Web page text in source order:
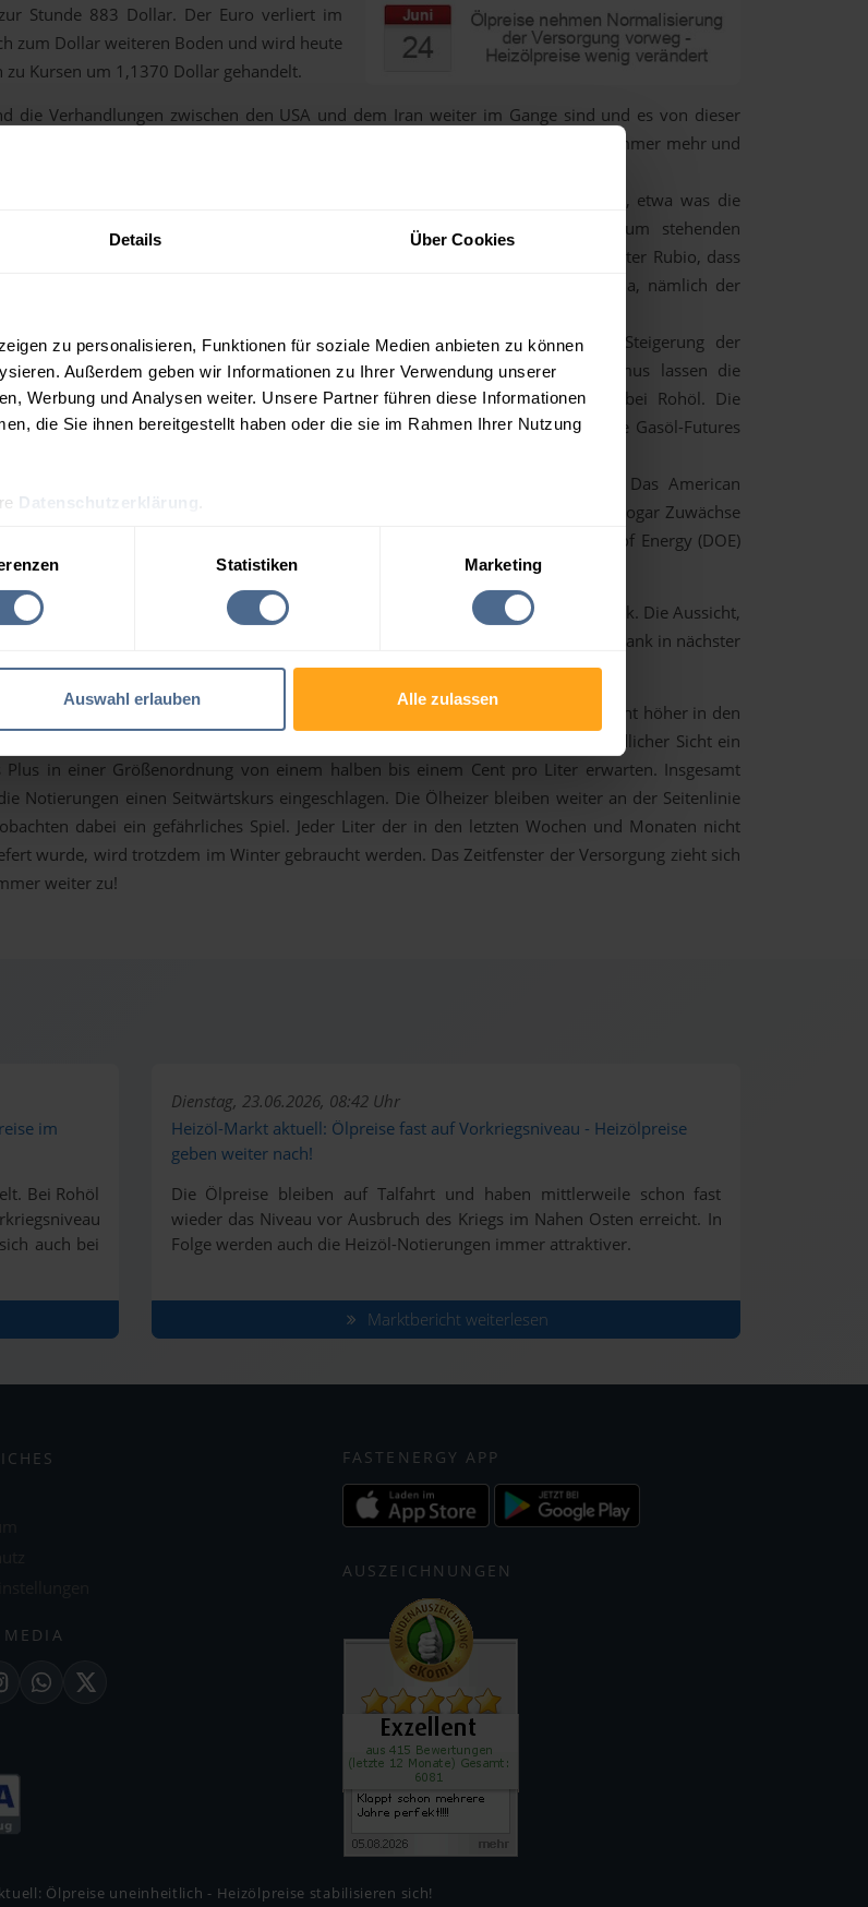
Details Über Cookies
zu personalisieren, Funktionen für soziale Medien anbieten zu können
Außerdem geben wir Informationen zu Ihrer Verwendung unserer
Werbung und Analysen weiter. Unsere Partner führen diese Informationen
die Sie ihnen bereitgestellt haben oder die sie im Rahmen Ihrer Nutzung
Datenschutzerklärung
Statistiken Marketing
Auswahl erlauben Alle zulassen
Stunde 883 Dollar. Der Euro verliert im
zum Dollar weiteren Boden und wird heute
zu Kursen um 1,1370 Dollar gehandelt.
die Verhandlungen zwischen den USA und dem Iran weiter im Gange sind und es von dieser
eher positive Signale gegeben hat, beruhigt sich auch die Lage am Ölmarkt immer mehr und
gibt es weiterhin sehr widersprüchliche Aussagen zu sehr wichtigen Themen, etwa was die
von Hormus anbetrifft. Während der Iran und der Oman bei den im Raum stehenden
hier wohl gemeinsame Sache machen möchten, erklärte US-Außenminister Rubio, dass
internationales Recht verstoße. Außerdem dürfte das wohl wichtigste Thema, nämlich der
der US-Sanktionen gegen den Iran und der damit einhergehenden Steigerung der
sowie der wohl wieder zunehmende Verkehr durch die Straße von Hormus lassen die
bezüglich der globalen Versorgungslage zuversichtlich bleiben, zumindest bei Rohöl. Die
über ein vollständiges russisches Exportverbot von Diesel hat gestern aber die Gasöl-Futures
Entwicklung der US-Ölbestände scheint sich eine Stabilisierung anzubahnen. Das American
Institute (API) vermeldete gestern nur einen leichten Rückgang bei Rohöl und sogar Zuwächse
Produkten. Heute am Nachmittag werden die Vergleichszahlen des Department of Energy (DOE)
fällt der Euro im Vergleich zur Ölwährung US-Dollar immer weiter zurück. Die Aussicht,
in den USA bald zu einer Zinsanhebung kommen könnte, die Europäische Zentralbank in nächster
eher einen stabilen Kurs fahren will, lässt die Anleger entsprechend umschichten.
hierzulande starten mit diesen Vorgaben heute weitgehend stabil bis leicht höher in den
Aktuelle Berechnungen und erste Preistendenzen lassen zumindest aus morgendlicher Sicht ein
Plus in einer Größenordnung von einem halben bis einem Cent pro Liter erwarten. Insgesamt
Notierungen einen Seitwärtskurs eingeschlagen. Die Ölheizer bleiben weiter an der Seitenlinie
dabei ein gefährliches Spiel. Jeder Liter der in den letzten Wochen und Monaten nicht
wurde, wird trotzdem im Winter gebraucht werden. Das Zeitfenster der Versorgung zieht sich
weiter zu!
im
Bei Rohöl
auch bei
Dienstag, 23.06.2026, 08:42 Uhr
Heizöl-Markt aktuell: Ölpreise fast auf Vorkriegsniveau - Heizölpreise
geben weiter nach!
Die Ölpreise bleiben auf Talfahrt und haben mittlerweile schon fast
wieder das Niveau vor Ausbruch des Kriegs im Nahen Osten erreicht. In
Folge werden auch die Heizöl-Notierungen immer attraktiver.
Marktbericht weiterlesen
MEDIA
WhatsApp
X
FASTENERGY APP
AUSZEICHNUNGEN
Ölpreise uneinheitlich - Heizölpreise stabilisieren sich!